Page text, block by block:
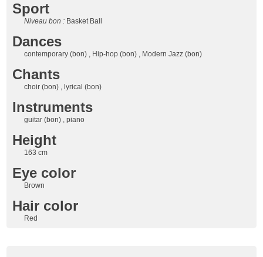
Sport
Niveau bon : Basket Ball
Dances
contemporary (bon) , Hip-hop (bon) , Modern Jazz (bon)
Chants
choir (bon) , lyrical (bon)
Instruments
guitar (bon) , piano
Height
163 cm
Eye color
Brown
Hair color
Red